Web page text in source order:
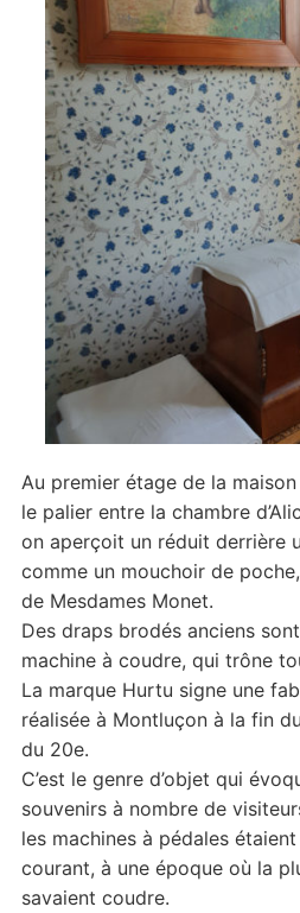
Au premier étage de la
le palier entre la chambre
on aperçoit un réduit derrière
comme un mouchoir de
de Mesdames Monet.
Des draps brodés anciens
machine à coudre, qui trône
La marque Hurtu signe une
réalisée à Montluçon à la fin
du 20e.
C’est le genre d’objet qui
souvenirs à nombre de
les machines à pédales étaient
courant, à une époque où la
savaient coudre.